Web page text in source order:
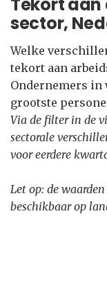
sector,
Welke
tekort aan
Ondernemers
grootste
Via de filter in de
sectorale
voor eerdere
Let op: de
beschikbaar op